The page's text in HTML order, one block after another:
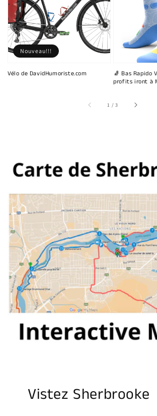
Vélo de DavidHumoriste.com
Nouveau!!!
🧦 Bas Rapido
profits iront à
1 /sur
3
Vistez Sherbrooke